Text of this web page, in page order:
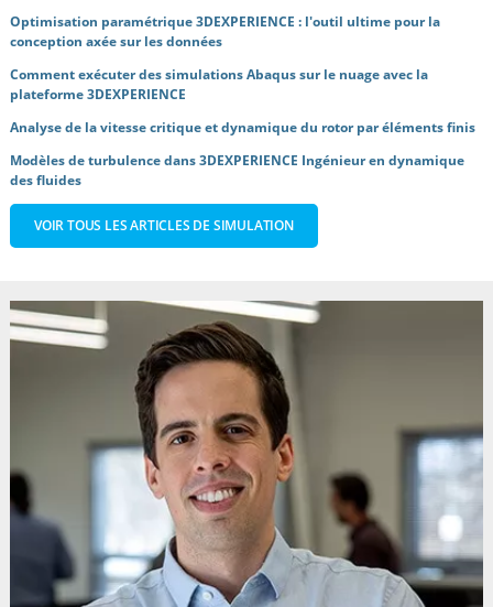
Optimisation paramétrique 3DEXPERIENCE : l'outil ultime pour la
conception axée sur les données
Comment exécuter des simulations Abaqus sur le nuage avec la
plateforme 3DEXPERIENCE
Analyse de la vitesse critique et dynamique du rotor par éléments finis
Modèles de turbulence dans 3DEXPERIENCE Ingénieur en dynamique
des fluides
VOIR TOUS LES ARTICLES DE SIMULATION